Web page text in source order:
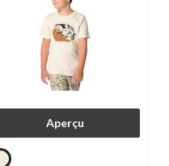
Aperçu